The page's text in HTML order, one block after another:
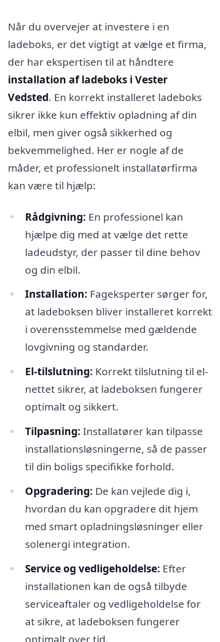
Når du overvejer at investere i en
ladeboks, er det vigtigt at vælge et firma,
der har ekspertisen til at håndtere
installation af ladeboks i Vester
Vedsted. En korrekt installeret ladeboks
sikrer ikke kun effektiv opladning af din
elbil, men giver også sikkerhed og
bekvemmelighed. Her er nogle af de
måder, et professionelt installatørfirma
kan være til hjælp:
Rådgivning: En professionel kan
hjælpe dig med at vælge det rette
ladeudstyr, der passer til dine behov
og din elbil.
Installation: Fageksperter sørger for,
at ladeboksen bliver installeret korrekt
i overensstemmelse med gældende
lovgivning og standarder.
El-tilslutning: Korrekt tilslutning til el-
nettet sikrer, at ladeboksen fungerer
optimalt og sikkert.
Tilpasning: Installatører kan tilpasse
installationsløsningerne, så de passer
til din boligs specifikke forhold.
Opgradering: De kan vejlede dig i,
hvordan du kan opgradere dit hjem
med smart opladningsløsninger eller
solenergi integration.
Service og vedligeholdelse: Efter
installationen kan de også tilbyde
serviceaftaler og vedligeholdelse for
at sikre, at ladeboksen fungerer
optimalt over tid.